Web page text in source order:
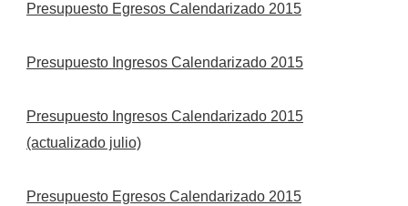
Presupuesto Egresos Calendarizado 2015
Presupuesto Ingresos Calendarizado 2015
Presupuesto Ingresos Calendarizado 2015
(actualizado julio)
Presupuesto Egresos Calendarizado 2015